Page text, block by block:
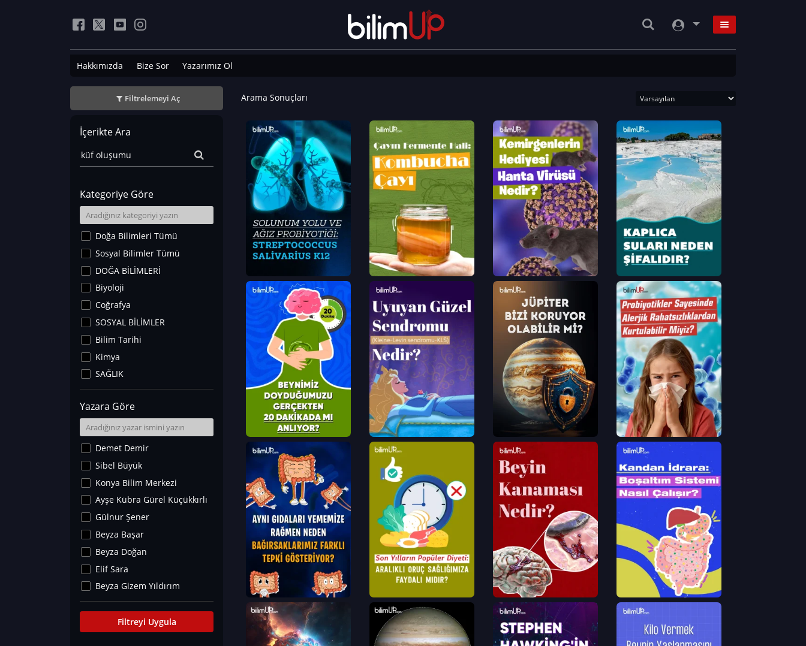
Hakkımızda Bize Sor Yazarımız Ol
Filtrelemeyi Aç
İçerikte Ara
Kategoriye Göre
Doğa Bilimleri Tümü
Sosyal Bilimler Tümü
DOĞA BİLİMLERİ
Biyoloji
Coğrafya
SOSYAL BİLİMLER
Bilim Tarihi
Kimya
SAĞLIK
Sanat Tarihi
Fizik
Yer Bilimleri
Astronomi ve Uzay
Noroloji
Matematik
Teknoloji
İklim Değişikliği
Arkeoloji
Kültür&Sanat
Yaşam Tavsiyeleri
Merakoloji
Eğitim Bilimleri
Yazara Göre
Demet Demir
Sibel Büyük
Konya Bilim Merkezi
Ayşe Kübra Gürel Küçükkırlı
Gülnur Şener
Beyza Başar
Beyza Doğan
Elif Sara
Beyza Gizem Yıldırım
İlknur İyigökler
Büşra Elif Kıvrak
Filtreyi Uygula
Arama Sonuçları